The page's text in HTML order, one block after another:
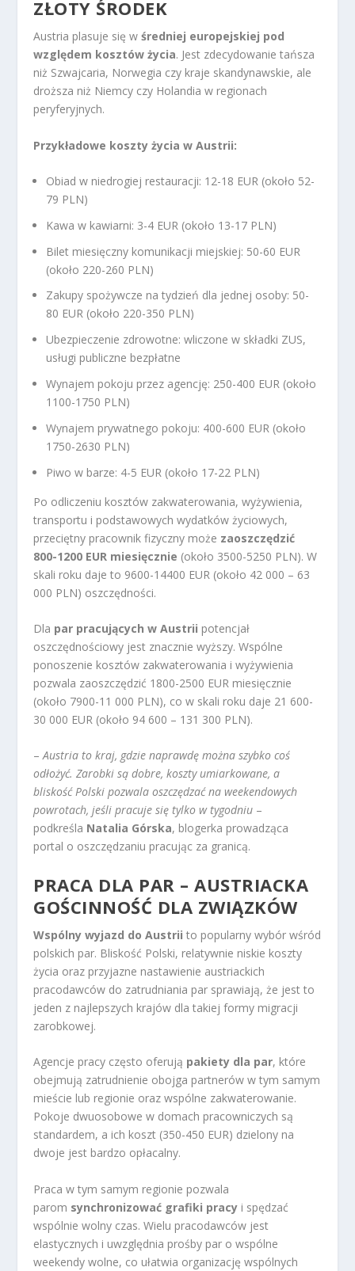
ZŁOTY ŚRODEK
Austria plasuje się wśredniej europejskiej pod
względem kosztów życia. Jest zdecydowanie tańsza
niż Szwajcaria, Norwegia czy kraje skandynawskie, ale
droższa niż Niemcy czy Holandia w regionach
peryferyjnych.
Przykładowe koszty życia w Austrii:
Obiad w niedrogiej restauracji: 12-18 EUR (około 52-
79 PLN)
Kawa w kawiarni: 3-4 EUR (około 13-17 PLN)
Bilet miesięczny komunikacji miejskiej: 50-60 EUR
(około 220-260 PLN)
Zakupy spożywcze na tydzień dla jednej osoby: 50-
80 EUR (około 220-350 PLN)
Ubezpieczenie zdrowotne: wliczone w składki ZUS,
usługi publiczne bezpłatne
Wynajem pokoju przez agencję: 250-400 EUR (około
1100-1750 PLN)
Wynajem prywatnego pokoju: 400-600 EUR (około
1750-2630 PLN)
Piwo w barze: 4-5 EUR (około 17-22 PLN)
Po odliczeniu kosztów zakwaterowania, wyżywienia,
transportu i podstawowych wydatków życiowych,
przeciętny pracownik fizyczny może zaoszczędzić
800-1200 EUR miesięcznie (około 3500-5250 PLN). W
skali roku daje to 9600-14400 EUR (około 42 000 – 63
000 PLN) oszczędności.
Dla par pracujących w Austrii potencjał
oszczędnościowy jest znacznie wyższy. Wspólne
ponoszenie kosztów zakwaterowania i wyżywienia
pozwala zaoszczędzić 1800-2500 EUR miesięcznie
(około 7900-11 000 PLN), co w skali roku daje 21 600-
30 000 EUR (około 94 600 – 131 300 PLN).
–Austria to kraj, gdzie naprawdę można szybko coś
odłożyć. Zarobki są dobre, koszty umiarkowane, a
bliskość Polski pozwala oszczędzać na weekendowych
powrotach, jeśli pracuje się tylko w tygodniu –
podkreśla Natalia Górska, blogerka prowadząca
portal o oszczędzaniu pracując za granicą.
PRACA DLA PAR – AUSTRIACKA
GOŚCINNOŚĆ DLA ZWIĄZKÓW
Wspólny wyjazd do Austrii to popularny wybór wśród
polskich par. Bliskość Polski, relatywnie niskie koszty
życia oraz przyjazne nastawienie austriackich
pracodawców do zatrudniania par sprawiają, że jest to
jeden z najlepszych krajów dla takiej formy migracji
zarobkowej.
Agencje pracy często oferują pakiety dla par, które
obejmują zatrudnienie obojga partnerów w tym samym
mieście lub regionie oraz wspólne zakwaterowanie.
Pokoje dwuosobowe w domach pracowniczych są
standardem, a ich koszt (350-450 EUR) dzielony na
dwoje jest bardzo opłacalny.
Praca w tym samym regionie pozwala
parom synchronizować grafiki pracy i spędzać
wspólnie wolny czas. Wielu pracodawców jest
elastycznych i uwzględnia prośby par o wspólne
weekendy wolne, co ułatwia organizację wspólnych